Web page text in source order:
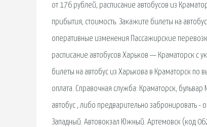
от 176 рублей, расписание автобусов из
прибытия, стоимость. Закажите билеты на
оперативные изменения Пассажирские
расписание автобусов Харьков — Краматорск с
билеты на автобус из Харькова в Краматорск по
оплата. Справочная служба: Краматорск,
автобус , либо предварительно забронировать -
Западный. Автовокзал Южный. Артемовск (код